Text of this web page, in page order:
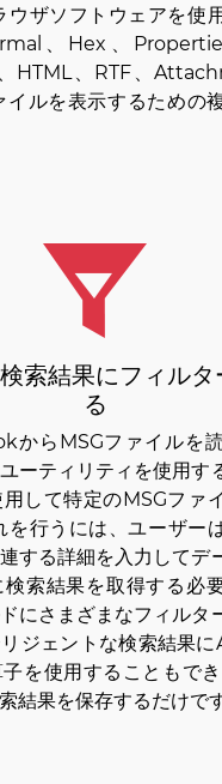
ウザソフトウェアを使
、Hex、
HTML、RTF、
ルを表示するための
索結果にフィル
る
からMSGファイルを
ーティリティを使用す
して特定のMSGファ
を行うには、ユーザー
する詳細を入力してデ
索結果を取得する必
にさまざまなフィルタ
ジェントな検索結果
を使用することもで
結果を保存するだけです